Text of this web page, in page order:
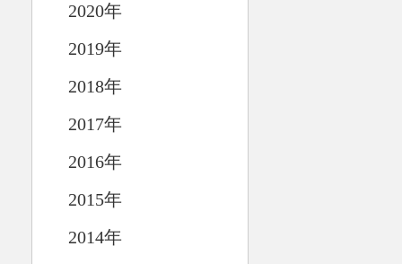
2020年
2019年
2018年
2017年
2016年
2015年
2014年